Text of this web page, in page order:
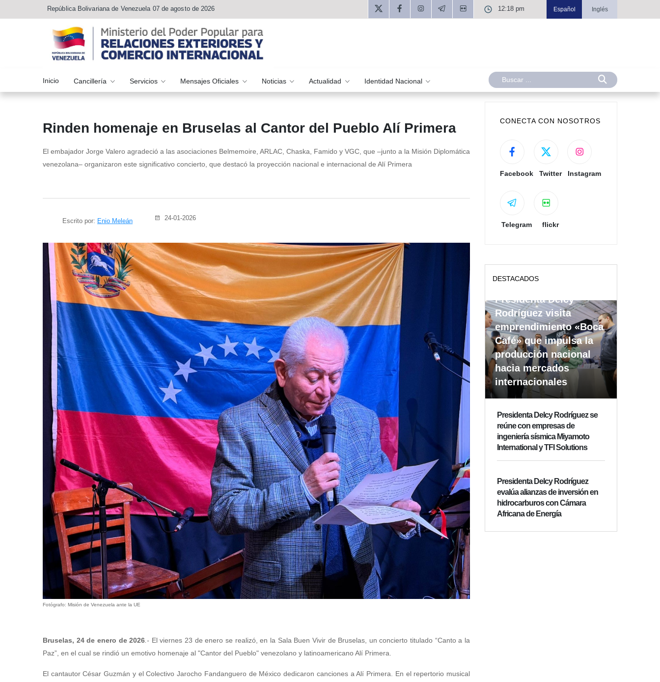
República Bolivariana de Venezuela 07 de agosto de 2026 12:18 pm Español Inglés
Inicio Cancillería Servicios Mensajes Oficiales Noticias Actualidad Identidad Nacional
Rinden homenaje en Bruselas al Cantor del Pueblo Alí Primera
El embajador Jorge Valero agradeció a las asociaciones Belmemoire, ARLAC, Chaska, Famido y VGC, que –junto a la Misión Diplomática
venezolana– organizaron este significativo concierto, que destacó la proyección nacional e internacional de Alí Primera
Escrito por: Enio Meleán 24-01-2026
Fotógrafo: Misión de Venezuela ante la UE
Bruselas, 24 de enero de 2026 .- El viernes 23 de enero se realizó, en la Sala Buen Vivir de Bruselas, un concierto titulado “Canto a la
Paz”, en el cual se rindió un emotivo homenaje al "Cantor del Pueblo" venezolano y latinoamericano Alí Primera.
El cantautor César Guzmán y el Colectivo Jarocho Fandanguero de México dedicaron canciones a Alí Primera. En el repertorio musical
CONECTA CON NOSOTROS
Facebook Twitter Instagram
Telegram flickr
DESTACADOS
Presidenta Delcy
Rodríguez visita
emprendimiento «Boca
Café» que impulsa la
producción nacional
hacia mercados
internacionales
Presidenta Delcy Rodríguez se
reúne con empresas de
ingeniería sísmica Miyamoto
International y TFI Solutions
Presidenta Delcy Rodríguez
evalúa alianzas de inversión en
hidrocarburos con Cámara
Africana de Energía